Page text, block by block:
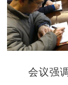
会议强